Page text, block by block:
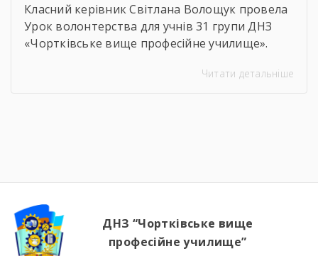
Класний керівник Світлана Волощук провела
Урок волонтерства для учнів 31 групи ДНЗ
«Чортківське вище професійне училище».
урок відбувся онлайн, у живому спілкуванні, з
Читати детальніше
ДНЗ “Чортківське вище
професійне училище”